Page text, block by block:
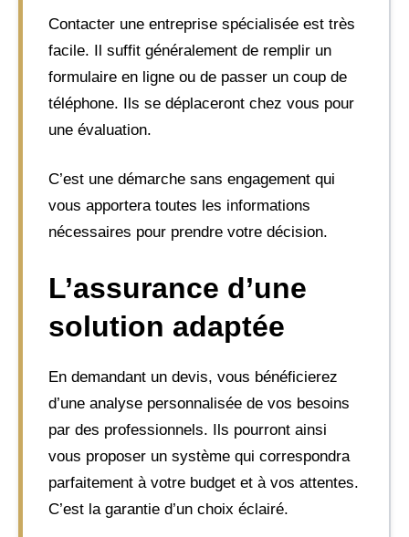
Contacter une entreprise spécialisée est très
facile. Il suffit généralement de remplir un
formulaire en ligne ou de passer un coup de
téléphone. Ils se déplaceront chez vous pour
une évaluation.
C’est une démarche sans engagement qui
vous apportera toutes les informations
nécessaires pour prendre votre décision.
L’assurance d’une
solution adaptée
En demandant un devis, vous bénéficierez
d’une analyse personnalisée de vos besoins
par des professionnels. Ils pourront ainsi
vous proposer un système qui correspondra
parfaitement à votre budget et à vos attentes.
C’est la garantie d’un choix éclairé.